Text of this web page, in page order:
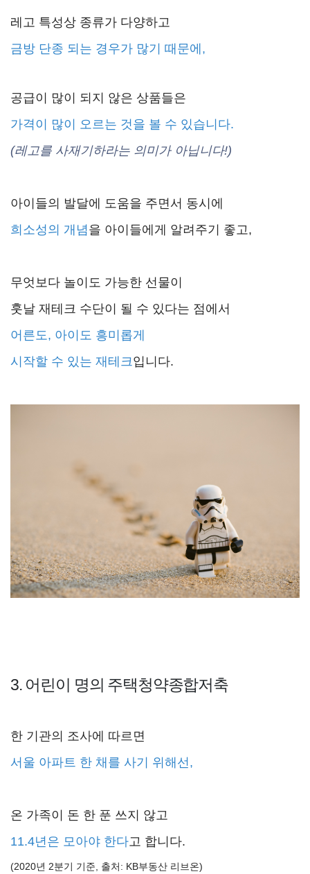
레고 특성상 종류가 다양하고
금방 단종 되는 경우가 많기 때문에,
공급이 많이 되지 않은 상품들은
가격이 많이 오르는 것을 볼 수 있습니다.
(레고를 사재기하라는 의미가 아닙니다!)
아이들의 발달에 도움을 주면서 동시에
희소성의 개념을 아이들에게 알려주기 좋고,
무엇보다 놀이도 가능한 선물이
훗날 재테크 수단이 될 수 있다는 점에서
어른도, 아이도 흥미롭게
시작할 수 있는 재테크입니다.
3. 어린이 명의 주택청약종합저축
한 기관의 조사에 따르면
서울 아파트 한 채를 사기 위해선,
온 가족이 돈 한 푼 쓰지 않고
11.4년은 모아야 한다고 합니다.
(2020년 2분기 기준, 출처: KB부동산 리브온)